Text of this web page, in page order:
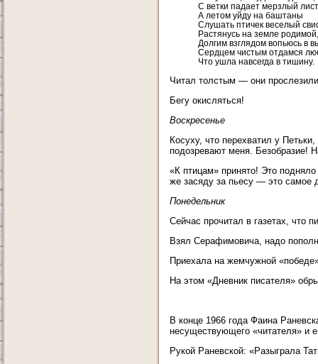
С ветки падает мерзлый
А летом уйду на баштаны
Слушать птичек веселый
Растянусь на земле родимой,
Долгим взглядом вопьюсь в
Сердцем чистым отдамся
Что ушла навсегда в тишину.
Читал толстым — они
Бегу окисляться!
Воскресенье
Косуху, что перехватил у
подозревают меня. Безобразие!
«К птицам» принято! Это
же засяду за пьесу — это самое
Понедельник
Сейчас прочитал в газетах, что
Взял Серафимовича, надо
Приехала на жемчужной
На этом «Дневник писателя»
В конце 1966 года Фаина
несуществующего «читателя» и
Рукой Раневской: «Разыграла